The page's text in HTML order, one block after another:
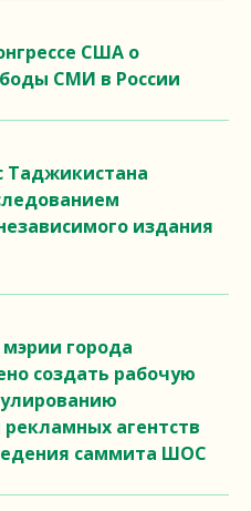
США о
СМИ в России
Таджикистана
издания
города
создать рабочую
агентств
саммита ШОС